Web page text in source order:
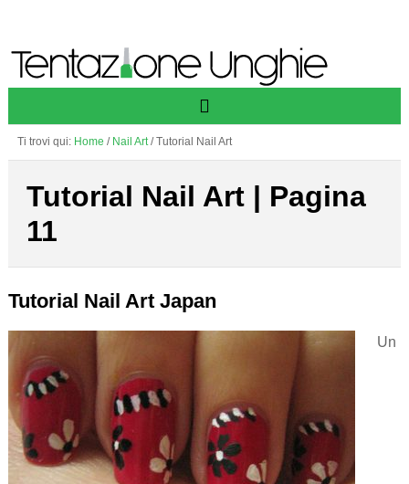
Ti trovi qui: Home / Nail Art /Tutorial Nail Art
Tutorial Nail Art | Pagina
11
Tutorial Nail Art Japan
Un